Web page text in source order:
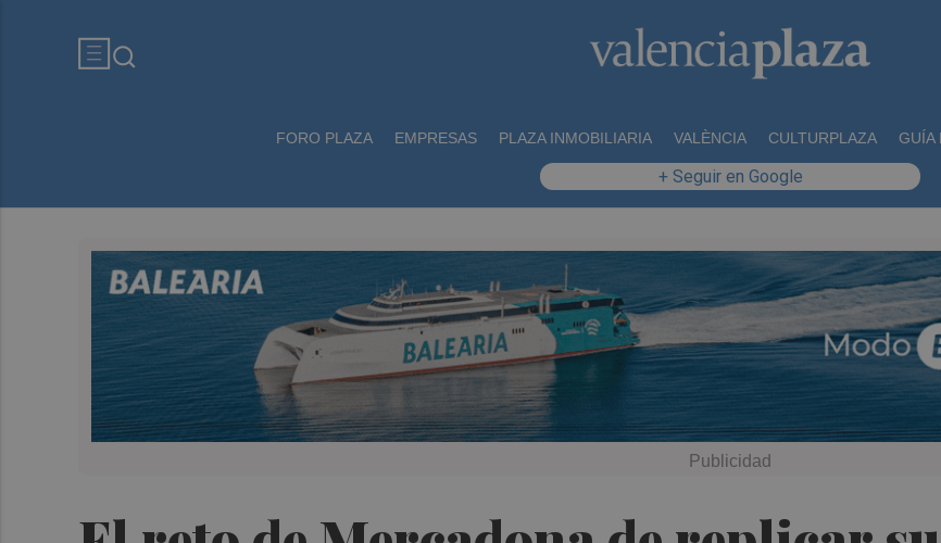
FORO PLAZA EMPRESAS PLAZA INMOBILIARIA VALÈNCIA CULTURPLAZA GUÍA
+ Seguir en Google